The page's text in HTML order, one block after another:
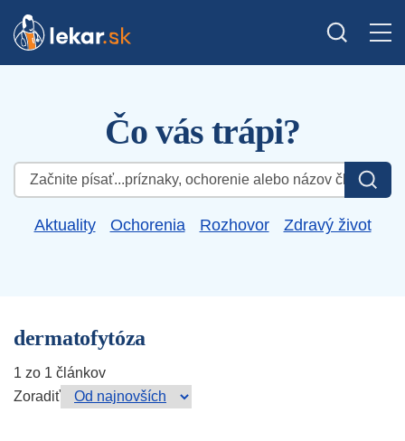
Čo vás trápi?
Hľadať:
Aktuality Ochorenia Rozhovor Zdravý život
dermatofytóza
1 zo 1 článkov
Zoradiť